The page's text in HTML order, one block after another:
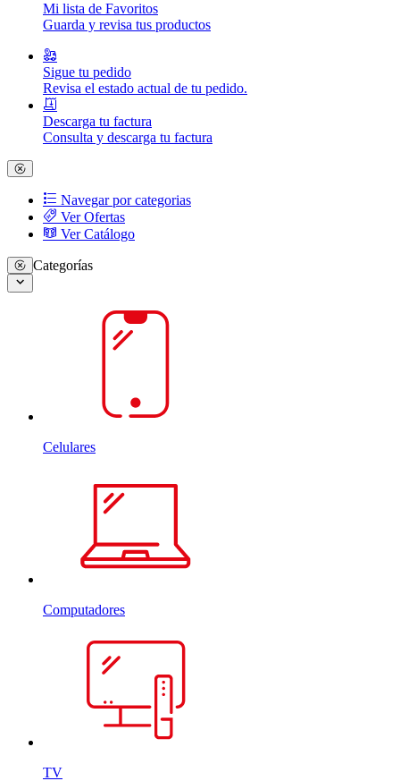
Mi lista de Favoritos
Guarda y revisa tus productos
Sigue tu pedido
Revisa el estado actual de tu pedido.
Descarga tu factura
Consulta y descarga tu factura
Navegar por categorias
Ver Ofertas
Ver Catálogo
Categorías
Celulares
Computadores
TV